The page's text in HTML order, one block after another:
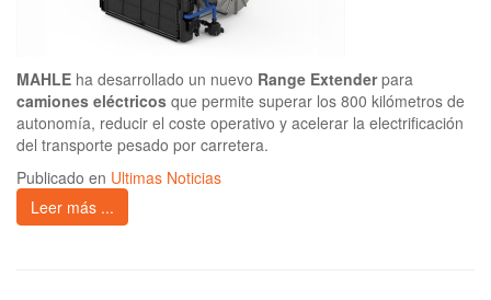
MAHLE ha desarrollado un nuevo Range Extenderpara
camiones eléctricos que permite superar los 800 kilómetros de
autonomía, reducir el coste operativo y acelerar la electrificación
del transporte pesado por carretera.
Publicado en Ultimas Noticias
Leer más ...